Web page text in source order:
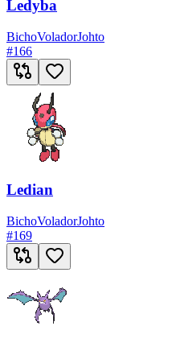
Ledyba
BichoVoladorJohto
#166
Ledian
BichoVoladorJohto
#169